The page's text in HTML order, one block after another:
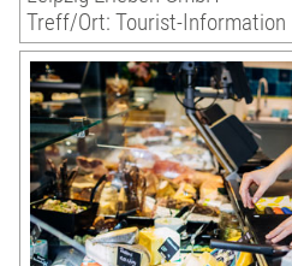
Treff/Ort: Tourist-Information